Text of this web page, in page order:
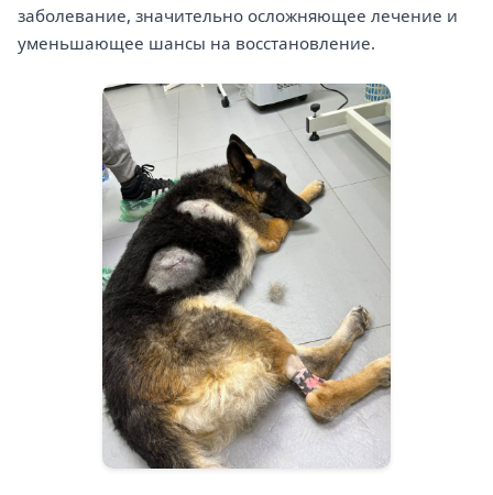
заболевание, значительно осложняющее лечение и
уменьшающее шансы на восстановление.